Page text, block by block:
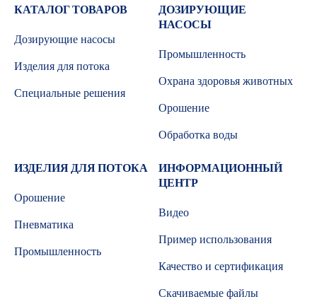
КАТАЛОГ ТОВАРОВ
Дозирующие насосы
Изделия для потока
Специальные решения
ДОЗИРУЮЩИЕ
НАСОСЫ
Промышленность
Охрана здоровья животных
Орошение
Обработка воды
ИЗДЕЛИЯ ДЛЯ ПОТОКА
Орошение
Пневматика
Промышленность
ИНФОРМАЦИОННЫЙ
ЦЕНТР
Видео
Пример использования
Качество и сертификация
Скачиваемые файлы